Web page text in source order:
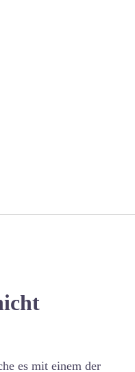
es mit einem der